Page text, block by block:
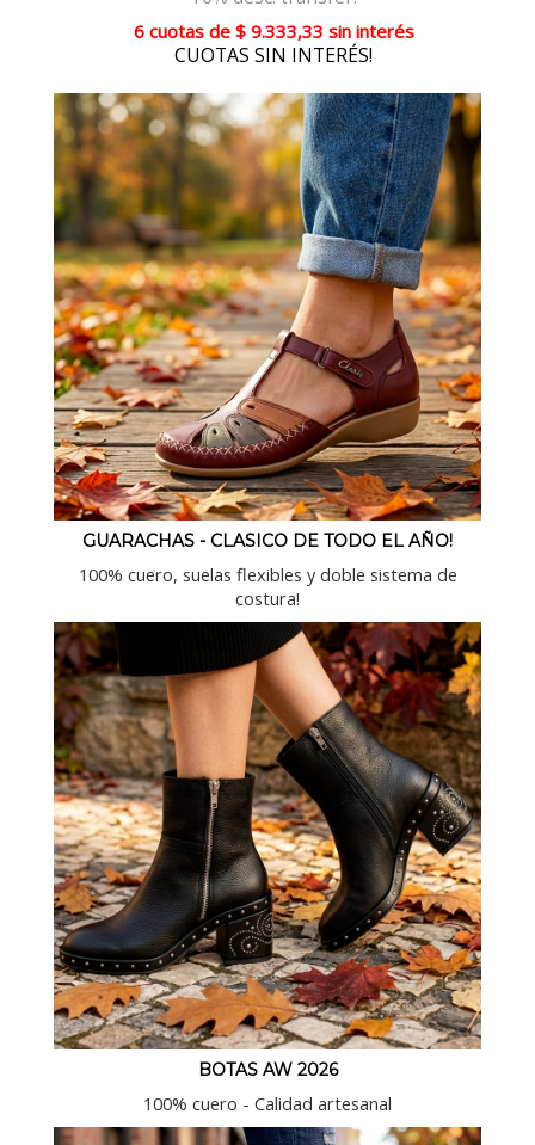
6 cuotasde $ 9.333,33 sin interés
CUOTAS SIN INTERÉS!
GUARACHAS - CLASICO DE TODO EL AÑO!
100% cuero, suelas flexibles y doble sistema de
costura!
BOTAS AW 2026
100% cuero - Calidad artesanal